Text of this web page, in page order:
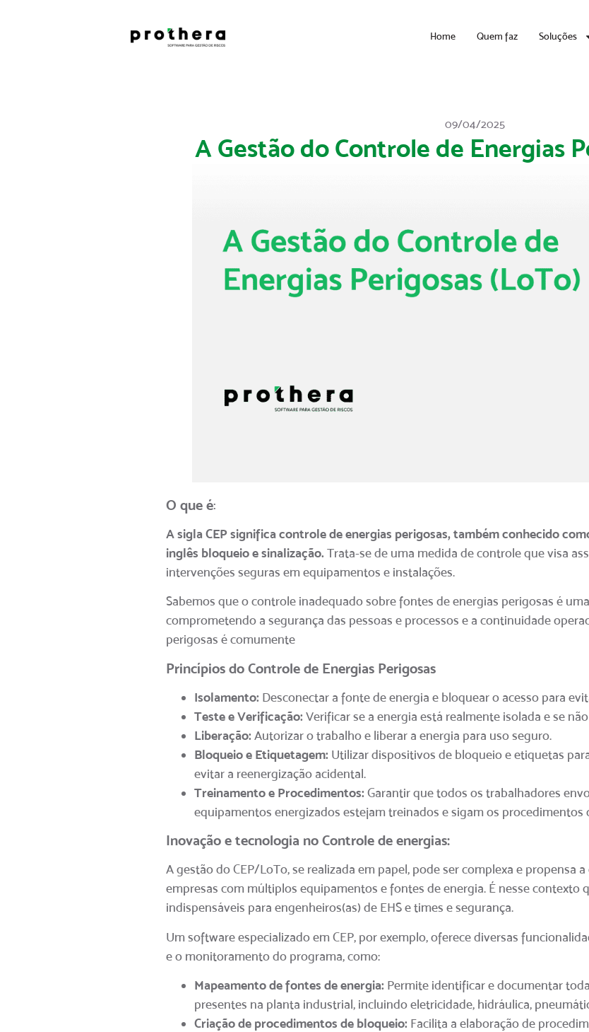
Home Quem faz Soluções
09/04/2025
A Gestão do Controle de Energias
O que é:
A sigla CEP significa controle de energias perigosas, também conhecido
inglês bloqueio e sinalização. Trata-se de uma medida de controle que visa
intervenções seguras em equipamentos e instalações.
Sabemos que o controle inadequado sobre fontes de energias perigosas é
comprometendo a segurança das pessoas e processos e a continuidade
perigosas é comumente
Princípios do Controle de Energias Perigosas
Isolamento: Desconectar a fonte de energia e bloquear o acesso para
Teste e Verificação: Verificar se a energia está realmente isolada e se
Liberação: Autorizar o trabalho e liberar a energia para uso seguro.
Bloqueio e Etiquetagem: Utilizar dispositivos de bloqueio e etiquetas
evitar a reenergização acidental.
Treinamento e Procedimentos: Garantir que todos os trabalhadores
equipamentos energizados estejam treinados e sigam os procedimentos
Inovação e tecnologia no Controle de energias:
A gestão do CEP/LoTo, se realizada em papel, pode ser complexa e propensa
empresas com múltiplos equipamentos e fontes de energia. É nesse contexto
indispensáveis para engenheiros(as) de EHS e times e segurança.
Um software especializado em CEP, por exemplo, oferece diversas
e o monitoramento do programa, como:
Mapeamento de fontes de energia: Permite identificar e documentar
presentes na planta industrial, incluindo eletricidade, hidráulica,
Criação de procedimentos de bloqueio: Facilita a elaboração de